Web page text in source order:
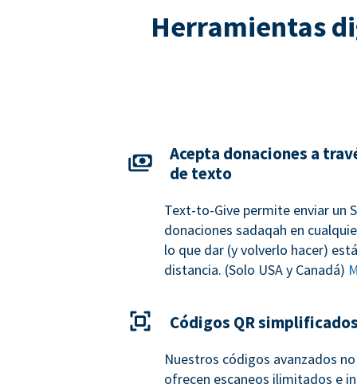
Herramientas
Acepta donaciones a
de texto
Text-to-Give permite enviar un
donaciones sadaqah en
lo que dar (y volverlo hacer)
distancia. (Solo USA y Canadá)
Códigos QR
Nuestros códigos avanzados
ofrecen escaneos ilimitados e